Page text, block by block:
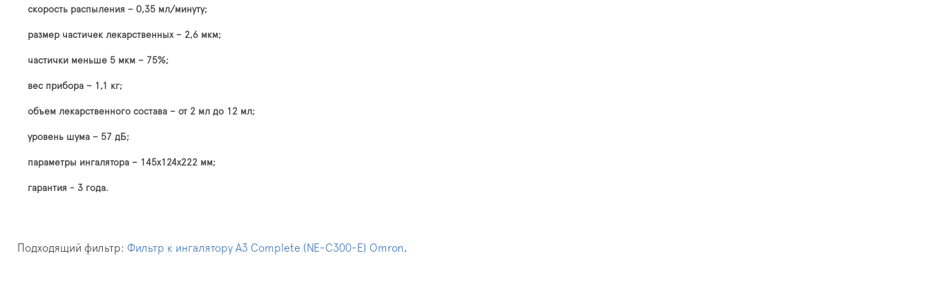
скорость распыления – 0,35 мл/минуту;
размер частичек лекарственных – 2,6 мкм;
частички меньше 5 мкм – 75%;
вес прибора – 1,1 кг;
объем лекарственного состава – от 2 мл до 12 мл;
уровень шума – 57 дБ;
параметры ингалятора – 145х124х222 мм;
гарантия - 3 года.
Подходящий фильтр: Фильтр к ингалятору A3 Complete (NE-C300-E) Omron.